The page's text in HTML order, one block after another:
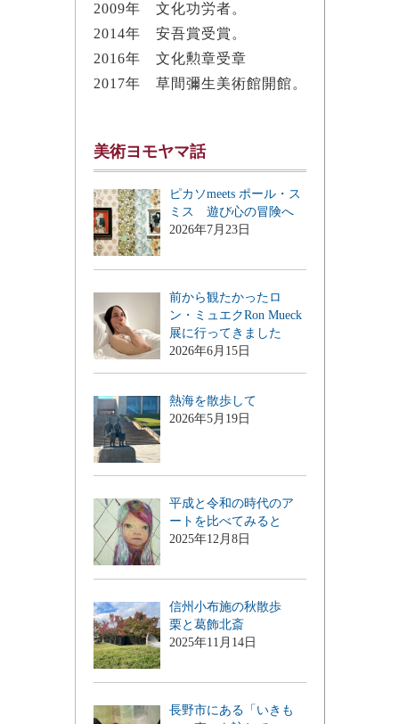
2009年 文化功労者。
2014年 安吾賞受賞。
2016年 文化勲章受章
2017年 草間彌生美術館開館。
美術ヨモヤマ話
ピカソmeets ポール・ス
ミス 遊び心の冒険へ
2026年7月23日
前から観たかったロ
ン・ミュエクRon Mueck
展に行ってきました
2026年6月15日
熱海を散歩して
2026年5月19日
平成と令和の時代のア
ートを比べてみると
2025年12月8日
信州小布施の秋散歩
栗と葛飾北斎
2025年11月14日
長野市にある「いきも